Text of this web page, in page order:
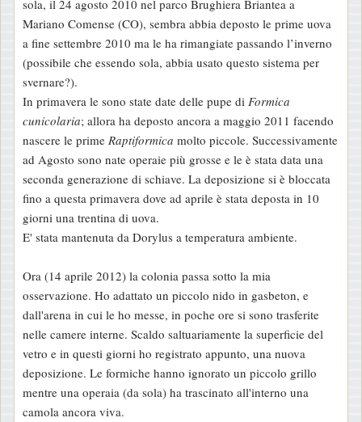
sola, il 24 agosto 2010 nel parco Brughiera Briantea a
Mariano Comense (CO), sembra abbia deposto le prime uova
a fine settembre 2010 ma le ha rimangiate passando l’inverno
(possibile che essendo sola, abbia usato questo sistema per
svernare?).
In primavera le sono state date delle pupe di Formica
cunicolaria; allora ha deposto ancora a maggio 2011 facendo
nascere le prime Raptiformica molto piccole. Successivamente
ad Agosto sono nate operaie più grosse e le è stata data una
seconda generazione di schiave. La deposizione si è bloccata
fino a questa primavera dove ad aprile è stata deposta in 10
giorni una trentina di uova.
E' stata mantenuta da Dorylus a temperatura ambiente.
Ora (14 aprile 2012) la colonia passa sotto la mia
osservazione. Ho adattato un piccolo nido in gasbeton, e
dall'arena in cui le ho messe, in poche ore si sono trasferite
nelle camere interne. Scaldo saltuariamente la superficie del
vetro e in questi giorni ho registrato appunto, una nuova
deposizione. Le formiche hanno ignorato un piccolo grillo
mentre una operaia (da sola) ha trascinato all'interno una
camola ancora viva.